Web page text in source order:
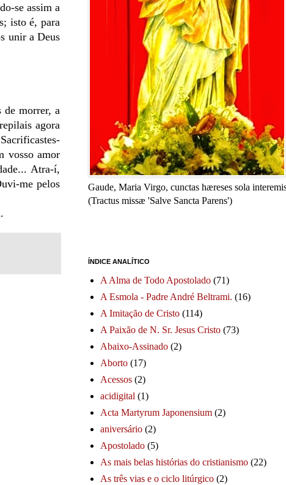
se assim a
isto é, para
unir a Deus
de morrer, a
agora
vosso amor
Atra-í,
me pelos
Gaude, Maria Virgo, cunctas hæreses sola
(Tractus missæ 'Salve Sancta Parens')
ÍNDICE ANALÍTICO
A Alma de Todo Apostolado (71)
A Esmola - Padre André Beltrami. (16)
A Imitação de Cristo (114)
A Paixão de N. Sr. Jesus Cristo (73)
Abaixo-Assinado (2)
Aborto (17)
Acessos (2)
acidigital (1)
Acta Martyrum Japonensium (2)
aniversário (2)
Apostolado (5)
As mais belas histórias do cristianismo (22)
As três vias e o ciclo litúrgico (2)